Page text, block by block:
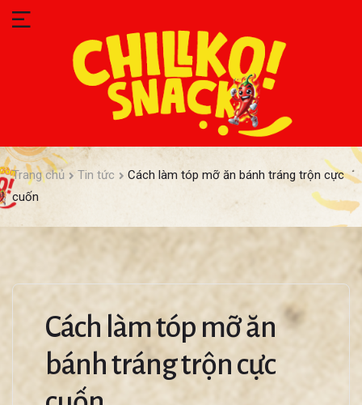
Trang chủ Tin tức
Cách làm tóp mỡ ăn bánh tráng trộn cực
cuốn
Cách làm tóp mỡ ăn
bánh tráng trộn cực